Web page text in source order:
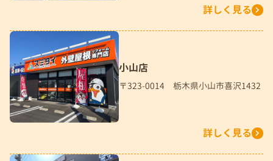
詳しく見る
小山店
〒323-0014 栃木県小山市喜沢1432
詳しく見る